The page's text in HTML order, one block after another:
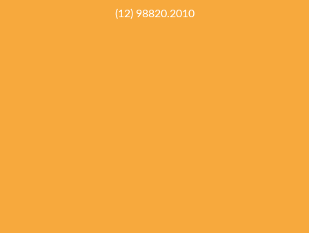
(12) 98820.2010